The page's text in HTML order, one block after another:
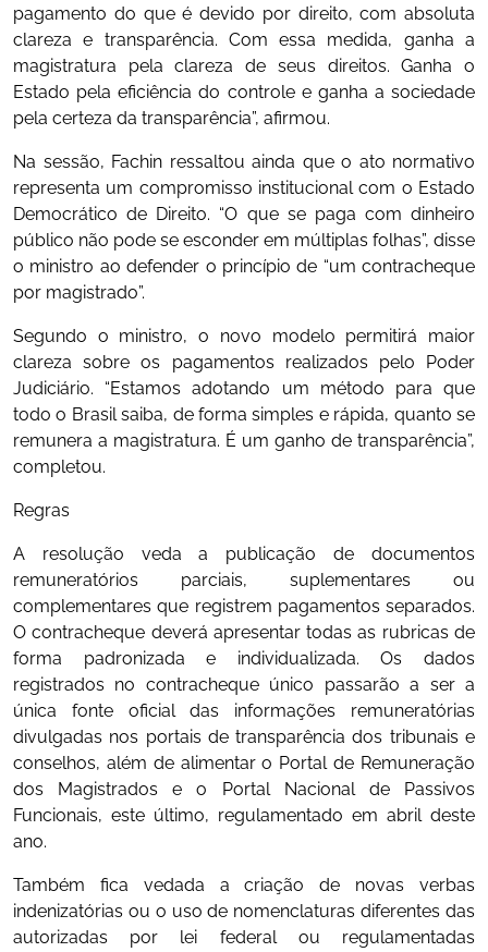
pagamento do que é devido por direito, com absoluta
clareza e transparência. Com essa medida, ganha a
magistratura pela clareza de seus direitos. Ganha o
Estado pela eficiência do controle e ganha a sociedade
pela certeza da transparência”, afirmou.
Na sessão, Fachin ressaltou ainda que o ato normativo
representa um compromisso institucional com o Estado
Democrático de Direito. “O que se paga com dinheiro
público não pode se esconder em múltiplas folhas”, disse
o ministro ao defender o princípio de “um contracheque
por magistrado”.
Segundo o ministro, o novo modelo permitirá maior
clareza sobre os pagamentos realizados pelo Poder
Judiciário. “Estamos adotando um método para que
todo o Brasil saiba, de forma simples e rápida, quanto se
remunera a magistratura. É um ganho de transparência”,
completou.
Regras
A resolução veda a publicação de documentos
remuneratórios parciais, suplementares ou
complementares que registrem pagamentos separados.
O contracheque deverá apresentar todas as rubricas de
forma padronizada e individualizada. Os dados
registrados no contracheque único passarão a ser a
única fonte oficial das informações remuneratórias
divulgadas nos portais de transparência dos tribunais e
conselhos, além de alimentar o Portal de Remuneração
dos Magistrados e o Portal Nacional de Passivos
Funcionais, este último, regulamentado em abril deste
ano.
Também fica vedada a criação de novas verbas
indenizatórias ou o uso de nomenclaturas diferentes das
autorizadas por lei federal ou regulamentadas